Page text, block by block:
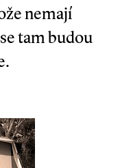
nemají
tam budou